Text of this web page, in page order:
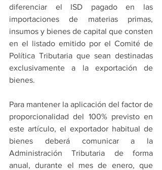
diferenciar el ISD pagado en las
importaciones de materias primas,
insumos y bienes de capital que consten
en el listado emitido por el Comité de
Política Tributaria que sean destinadas
exclusivamente a la exportación de
bienes.
Para mantener la aplicación del factor de
proporcionalidad del 100% previsto en
este artículo, el exportador habitual de
bienes deberá comunicar a la
Administración Tributaria de forma
anual, durante el mes de enero, que